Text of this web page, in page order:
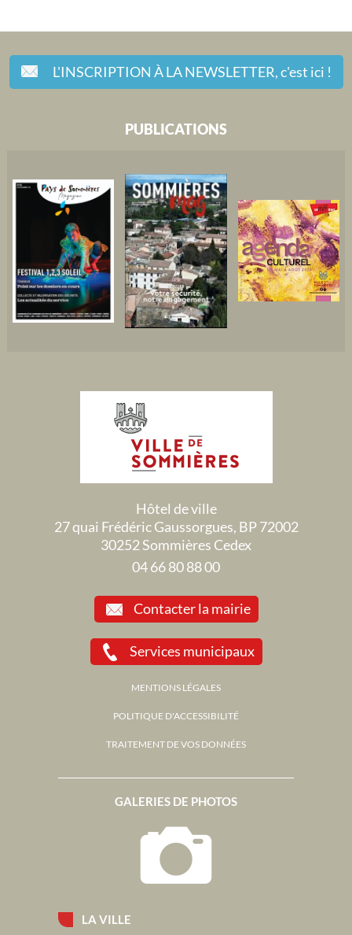
L'INSCRIPTION À LA NEWSLETTER,c'est ici !
LA VILLE
GALERIES DE PHOTOS
PUBLICATIONS
Hôtel de ville
27 quai Frédéric Gaussorgues, BP 72002
30252 Sommières Cedex
04 66 80 88 00
Contacter la mairie
Services municipaux
MENTIONS LÉGALES
POLITIQUE D'ACCESSIBILITÉ
TRAITEMENT DE VOS DONNÉES